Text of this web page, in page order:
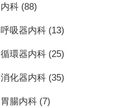
内科 (88)
呼吸器内科 (13)
循環器内科 (25)
消化器内科 (35)
胃腸内科 (7)